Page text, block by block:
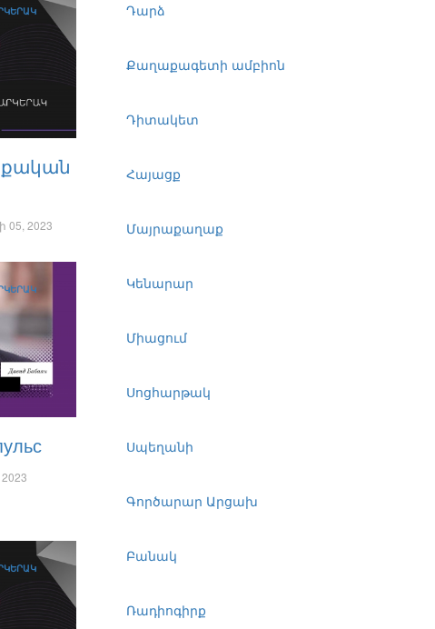
05, 2023
Դարձ
Քաղաքագետի ամբիոն
Դիտակետ
Հայացք
Մայրաքաղաք
Կենարար
Միացում
Սոցհարթակ
Սպեղանի
Գործարար Արցախ
Բանակ
Ռադիոգիրք